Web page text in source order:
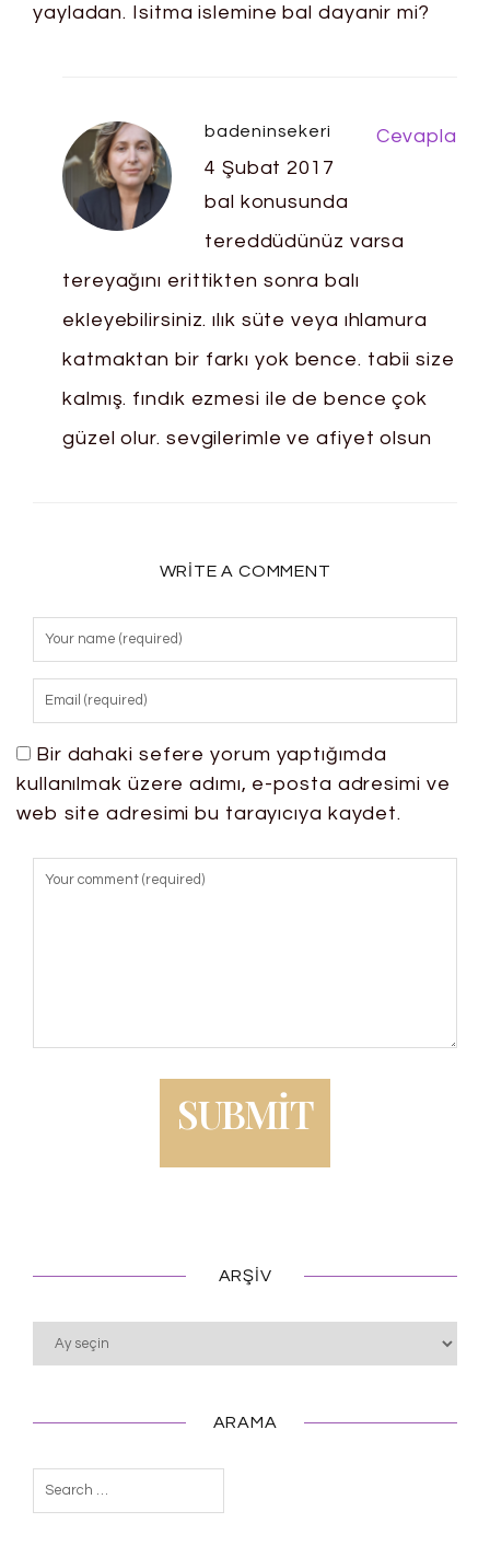
yayladan. Isitma islemine bal dayanir mi?
badeninsekeri
4 Şubat 2017
bal konusunda
tereddüdünüz varsa
tereyağını erittikten sonra balı
ekleyebilirsiniz. ılık süte veya ıhlamura
katmaktan bir farkı yok bence. tabii size
kalmış. fındık ezmesi ile de bence çok
güzel olur. sevgilerimle ve afiyet olsun
Cevapla
WRITE A COMMENT
Bir dahaki sefere yorum yaptığımda
kullanılmak üzere adımı, e-posta adresimi ve
web site adresimi bu tarayıcıya kaydet.
ARŞIV
Arşiv
ARAMA
Arama: